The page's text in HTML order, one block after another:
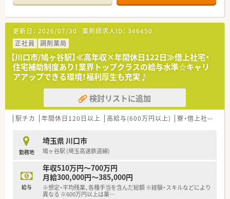
【店舗情報と応需状況について】
■埼玉高速鉄道の鳩ヶ谷駅から徒歩3分の好立地にあり、内科や
皮膚科、耳鼻科など複数科目の処方箋を1日300枚程応需してい
ます。
■薬剤師は常勤8名体制と手厚く、医療ビルからの処方箋が中心
のため、特定の科目に偏らず幅広い知識を習得することが可能な
環境です。
■処方箋の応需だけでなく、健康食品や自社開発の化粧品も取り
扱っており、地域の患者様の未病や予防にも深く貢献できるのが
特徴です。
【法人特徴について】
■創業から45期連続で増収増益を達成しており、自己資本比率
です。
■営業利益率は約10％と業界内でも非常に高い水準を実現して
おり、その利益を高い昇給率や充実した福利厚生として還元して
います。
■全国初の医療モールを誕生させた先駆者として、現在も全店直
営にこだわり、患者様に寄り添った質の高い店舗づくりを徹底し
ています。
更新日： 2026/07/30 薬剤師求人ID： 346450
正社員
調剤薬局
【川口市/鳩ヶ谷駅】≪高年収×年間休日122日≫借上社宅・
住宅補助制度あり！業界トップクラスの給与水準☆キャリ
アアップできる環境！福利厚生も充実♪
検討リストに追加
駅チカ 年間休日120日以上 高給与(600万円以上) 寮・借上社宅あり
勤務地
埼玉県 川口市
鳩ヶ谷駅 (埼玉高速鉄道線)
給与
年収510万円～700万円
月給300,000円～385,000円
※想定・平均残業、各種手当を含んだ総額 ※経験・スキルなどにより
異なる ※600万円以上は薬…